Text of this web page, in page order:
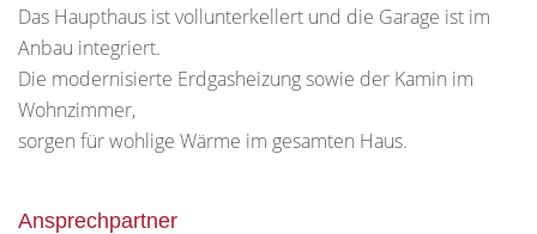
Das Haupthaus ist vollunterkellert und die Garage ist im
Anbau integriert.
Die modernisierte Erdgasheizung sowie der Kamin im
Wohnzimmer,
sorgen für wohlige Wärme im gesamten Haus.
Ansprechpartner